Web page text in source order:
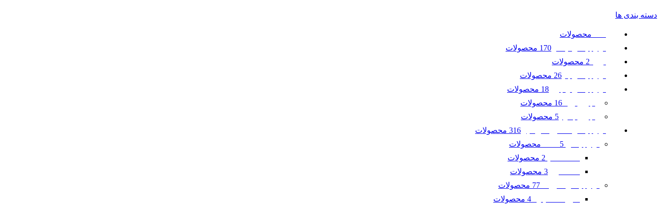
دسته بندی ها
محصولات
170 محصولات
2 محصولات
26 محصولات
18 محصولات
16 محصولات
5 محصولات
316 محصولات
5 محصولات
2 محصولات
3 محصولات
77 محصولات
4 محصولات